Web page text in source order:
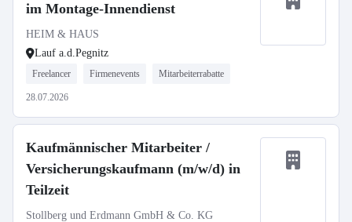
im Montage-Innendienst
HEIM & HAUS
Lauf a.d.Pegnitz
Freelancer Firmenevents Mitarbeiterrabatte
28.07.2026
Kaufmännischer Mitarbeiter /
Versicherungskaufmann (m/w/d) in
Teilzeit
Stollberg und Erdmann GmbH & Co. KG